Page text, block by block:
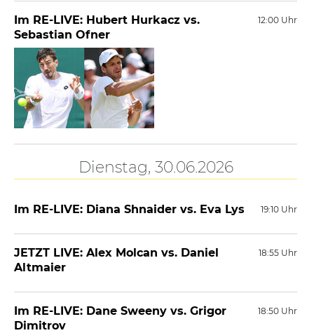
12:00 Uhr
Im RE-LIVE: Hubert Hurkacz vs.
Sebastian Ofner
Dienstag, 30.06.2026
19:10 Uhr
Im RE-LIVE: Diana Shnaider vs. Eva Lys
18:55 Uhr
JETZT LIVE: Alex Molcan vs. Daniel
Altmaier
18:50 Uhr
Im RE-LIVE: Dane Sweeny vs. Grigor
Dimitrov